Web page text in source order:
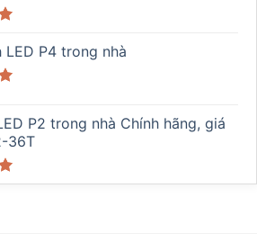
LED P4 trong nhà
P2 trong nhà Chính hãng, giá
36T